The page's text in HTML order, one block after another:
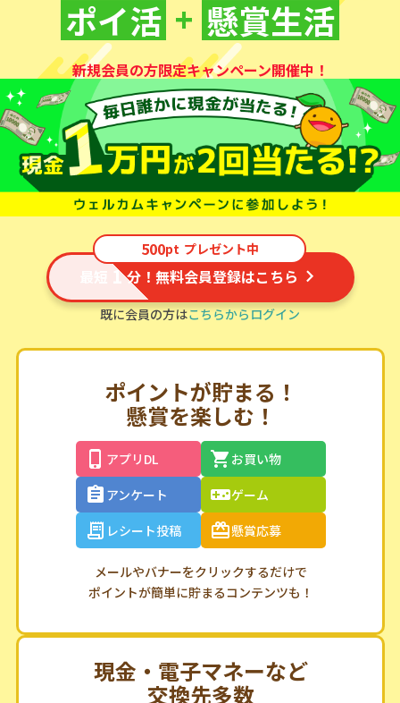
ポイ活 + 懸賞生活
新規会員の方限定キャンペーン開催中！
500pt プレゼント中
1分！無料会員登録はこちら
既に会員の方はこちらからログイン
ポイントが貯まる！
懸賞を楽しむ！
アプリDL
お買い物
アンケート
ゲーム
レシート投稿
懸賞応募
メールやバナーをクリックするだけで
ポイントが簡単に貯まるコンテンツも！
現金・電子マネーなど
交換先多数